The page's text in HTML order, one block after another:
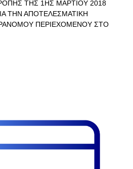
ΤΗΣ 1ΗΣ ΜΑΡΤΙΟΥ 2018
ΤΗΝ ΑΠΟΤΕΛΕΣΜΑΤΙΚΗ
ΠΕΡΙΕΧΟΜΕΝΟΥ ΣΤΟ